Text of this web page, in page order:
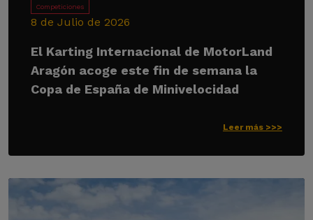
Competiciones
8 de Julio de 2026
El Karting Internacional de MotorLand
Aragón acoge este fin de semana la
Copa de España de Minivelocidad
Leer más >>>